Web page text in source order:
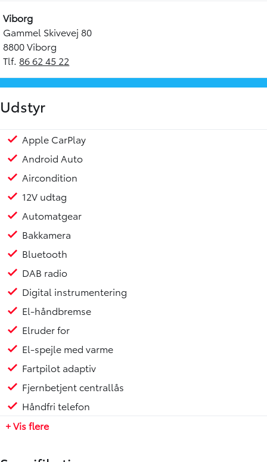
Viborg
Gammel Skivevej 80
8800 Viborg
Tlf. 86 62 45 22
Udstyr
Apple CarPlay
Android Auto
Aircondition
12V udtag
Automatgear
Bakkamera
Bluetooth
DAB radio
Digital instrumentering
El-håndbremse
Elruder for
El-spejle med varme
Fartpilot adaptiv
Fjernbetjent centrallås
Håndfri telefon
Infocenter
Klimaanlæg
Multifunktionsrat
Musikstreaming via bluetooth
Nøglefri døre
Nøglefri start
Regnsensor
Servo
Sædevarme for
Udvendig temperaturmåler
USB stik
Armlæn
Stofindtræk
Multijusterbart rat
ABS
Airbag
Alarm
Antispin
Dæktrykssensor
Lyssensor
1 ejer
Toyota Relax - Serviceaktiveret garanti op til 10 år/
+ Vis flere